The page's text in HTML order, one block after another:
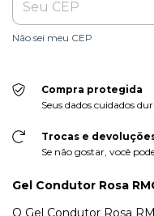
Não sei meu CEP
Compra protegida
Seus dados cuidados
Trocas e
Se não gostar, você
Gel Condutor Rosa
O Gel Condutor Rosa